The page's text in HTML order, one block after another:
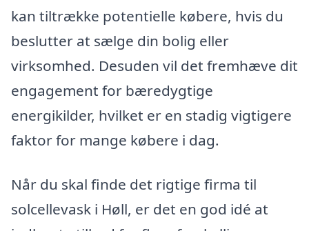
kan tiltrække potentielle købere, hvis du
beslutter at sælge din bolig eller
virksomhed. Desuden vil det fremhæve dit
engagement for bæredygtige
energikilder, hvilket er en stadig vigtigere
faktor for mange købere i dag.
Når du skal finde det rigtige firma til
solcellevask i Høll, er det en god idé at